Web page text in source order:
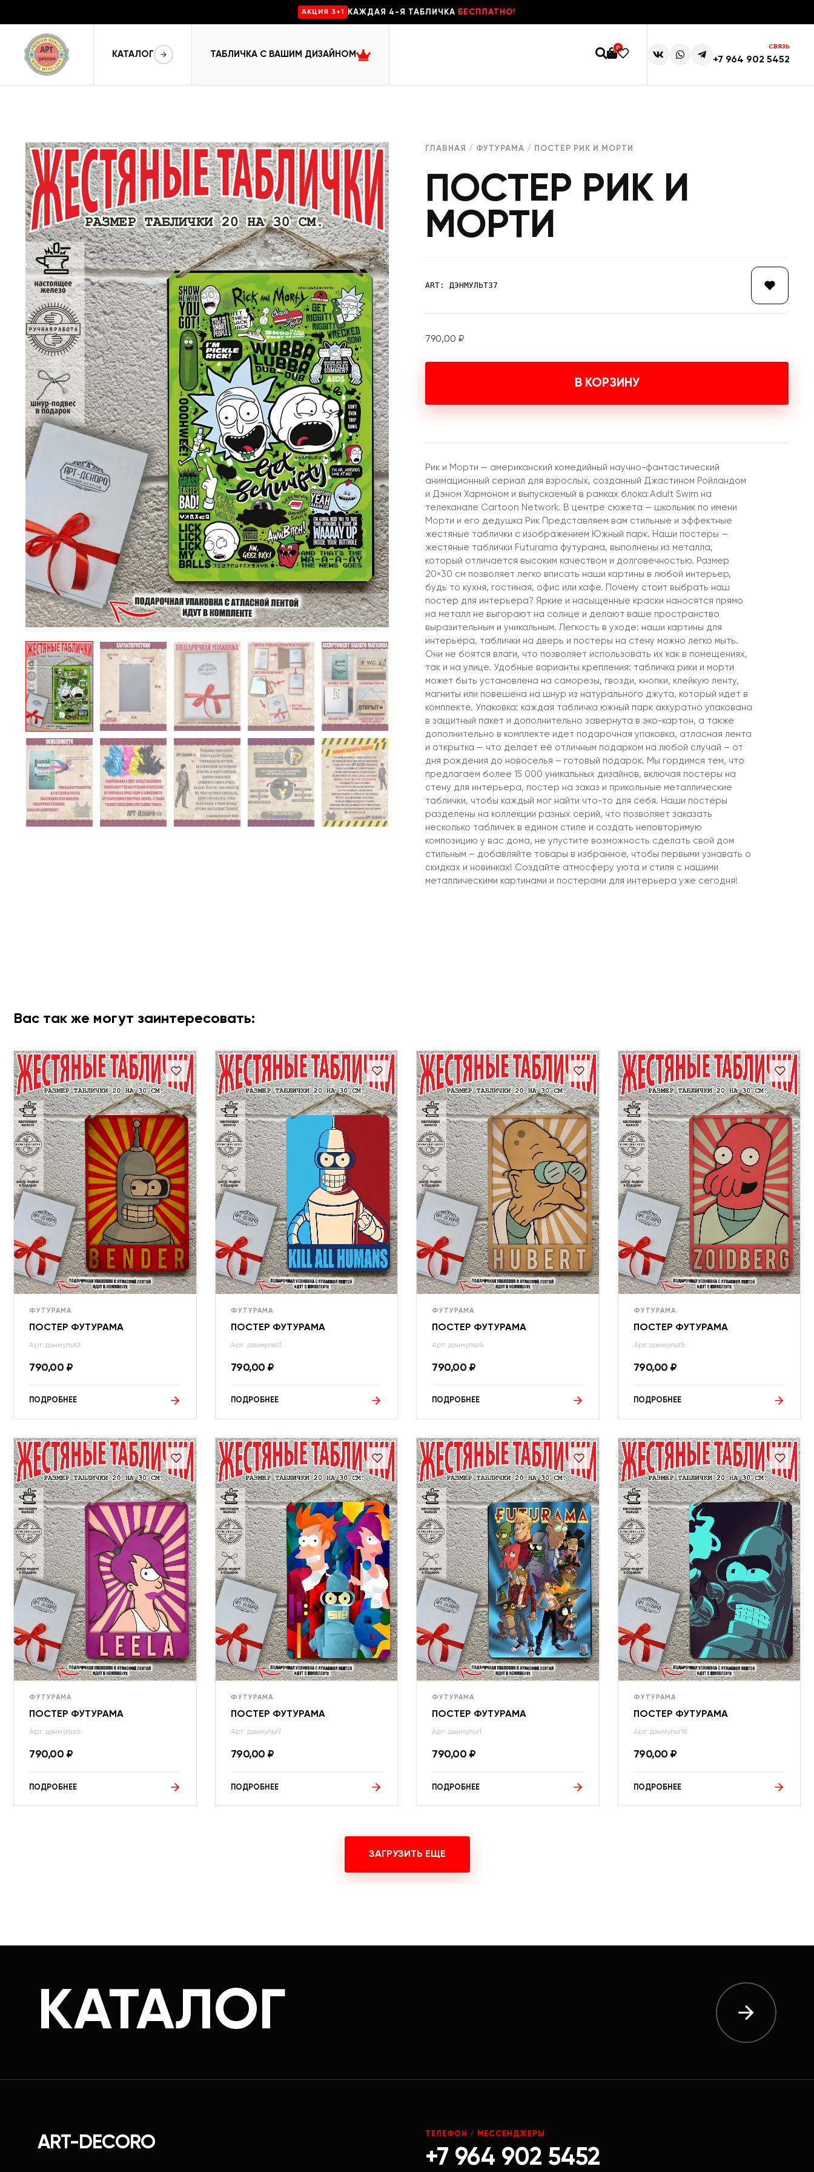
AKЦИЯ 3+1 КАЖДАЯ 4-Я ТАБЛИЧКА БЕСПЛАТНО!
КАТАЛОГ ТАБЛИЧКА С ВАШИМ ДИЗАЙНОМ
0 СВЯЗЬ
+7 964 902 5452
ГЛАВНАЯ / ФУТУРАМА / ПОСТЕР РИК И МОРТИ
ПОСТЕР РИК И
МОРТИ
ART: ДЭНМУЛЬТ37
790,00 ₽
В КОРЗИНУ
Рик и Морти — американский комедийный научно-фантастический
анимационный сериал для взрослых, созданный Джастином Ройландом
и Дэном Хармоном и выпускаемый в рамках блока Adult Swim на
телеканале Cartoon Network. В центре сюжета — школьник по имени
Морти и его дедушка Рик Представляем вам стильные и эффектные
жестяные таблички с изображением Южный парк. Наши постеры —
жестяные таблички Futurama футурама, выполнены из металла,
который отличается высоким качеством и долговечностью. Размер
20×30 см позволяет легко вписать наши картины в любой интерьер,
будь то кухня, гостиная, офис или кафе. Почему стоит выбрать наш
постер для интерьера? Яркие и насыщенные краски наносятся прямо
на металл не выгорают на солнце и делают ваше пространство
выразительным и уникальным. Легкость в уходе: наши картины для
интерьера, таблички на дверь и постеры на стену можно легко мыть.
Они не боятся влаги, что позволяет использовать их как в помещениях,
так и на улице. Удобные варианты крепления: табличка рики и морти
может быть установлена на саморезы, гвозди, кнопки, клейкую ленту,
магниты или повешена на шнур из натурального джута, который идет в
комплекте. Упаковка: каждая табличка южный парк аккуратно упакована
в защитный пакет и дополнительно завернута в эко-картон, а также
дополнительно в комплекте идет подарочная упаковка, атласная лента
и открытка — что делает её отличным подарком на любой случай – от
дня рождения до новоселья – готовый подарок. Мы гордимся тем, что
предлагаем более 15 000 уникальных дизайнов, включая постеры на
стену для интерьера, постер на заказ и прикольные металлические
таблички, чтобы каждый мог найти что-то для себя. Наши постеры
разделены на коллекции разных серий, что позволяет заказать
несколько табличек в едином стиле и создать неповторимую
композицию у вас дома, не упустите возможность сделать свой дом
стильным – добавляйте товары в избранное, чтобы первыми узнавать о
скидках и новинках! Создайте атмосферу уюта и стиля с нашими
металлическими картинами и постерами для интерьера уже сегодня!
Вас так же могут заинтересовать:
ФУТУРАМА
ПОСТЕР ФУТУРАМА
Арт: дэнмульт2
790,00 ₽
ПОДРОБНЕЕ
ФУТУРАМА
ПОСТЕР ФУТУРАМА
Арт: дэнмульт3
790,00 ₽
ПОДРОБНЕЕ
ФУТУРАМА
ПОСТЕР ФУТУРАМА
Арт: дэнмульт4
790,00 ₽
ПОДРОБНЕЕ
ФУТУРАМА
ПОСТЕР ФУТУРАМА
Арт: дэнмульт5
790,00 ₽
ПОДРОБНЕЕ
ФУТУРАМА
ПОСТЕР ФУТУРАМА
Арт: дэнмульт6
790,00 ₽
ПОДРОБНЕЕ
ФУТУРАМА
ПОСТЕР ФУТУРАМА
Арт: дэнмульт7
790,00 ₽
ПОДРОБНЕЕ
ФУТУРАМА
ПОСТЕР ФУТУРАМА
Арт: дэнмульт1
790,00 ₽
ПОДРОБНЕЕ
ФУТУРАМА
ПОСТЕР ФУТУРАМА
Арт: дэнмульт18
790,00 ₽
ПОДРОБНЕЕ
ЗАГРУЗИТЬ ЕЩЕ
КАТАЛОГ
ART-DECORO ТЕЛЕФОН / МЕССЕНДЖЕРЫ
+7 964 902 5452